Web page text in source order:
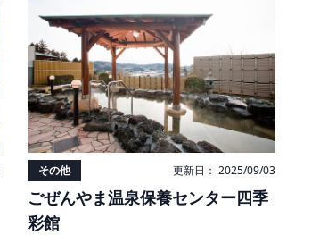
その他 更新日： 2025/09/03
ごぜんやま温泉保養センター四季
彩館